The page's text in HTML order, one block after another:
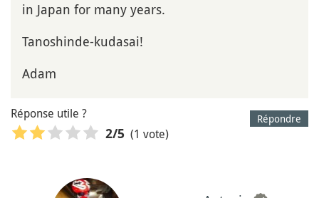
in Japan for many years.
Tanoshinde-kudasai!
Adam
Répondre
Réponse utile ?
2/5 (1 vote)